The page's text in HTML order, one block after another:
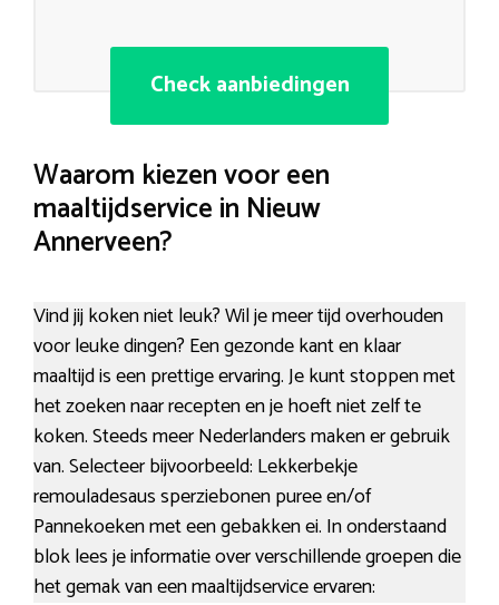
Check aanbiedingen
Waarom kiezen voor een
maaltijdservice in Nieuw
Annerveen?
Vind jij koken niet leuk? Wil je meer tijd overhouden
voor leuke dingen? Een gezonde kant en klaar
maaltijd is een prettige ervaring. Je kunt stoppen met
het zoeken naar recepten en je hoeft niet zelf te
koken. Steeds meer Nederlanders maken er gebruik
van. Selecteer bijvoorbeeld: Lekkerbekje
remouladesaus sperziebonen puree en/of
Pannekoeken met een gebakken ei. In onderstaand
blok lees je informatie over verschillende groepen die
het gemak van een maaltijdservice ervaren: